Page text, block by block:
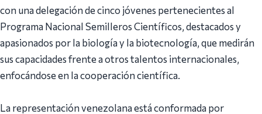
con una delegación de cinco jóvenes pertenecientes al
Programa Nacional Semilleros Científicos, destacados y
apasionados por la biología y la biotecnología, que medirán
sus capacidades frente a otros talentos internacionales,
enfocándose en la cooperación científica.
La representación venezolana está conformada por